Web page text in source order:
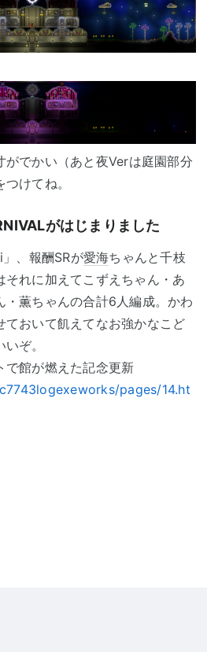
がでかい（あと夜Verは庭園部分
けてね。
がはじまりました
、報酬SRが愛海ちゃんと千枝
それに加えてこずえちゃん・あ
・薫ちゃんの合計6人編成。かわ
ておいて飢えてなお強かなこど
ぞ。
で館が燃えた記念更新
pages/14.ht